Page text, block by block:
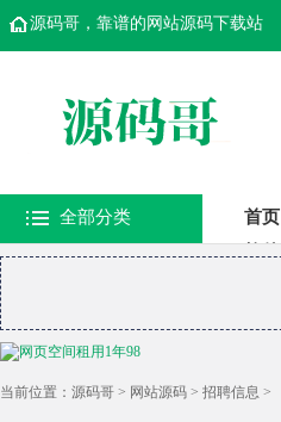
源码哥，靠谱的网站源码下载站
全部分类 首页
当前位置： 源码哥 > 网站源码 > 招聘信息 >